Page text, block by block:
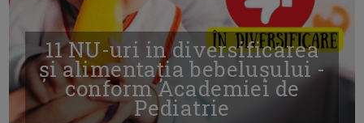
11 NU-uri in diversificarea
și alimentația bebelușului -
conform Academiei de
Pediatrie